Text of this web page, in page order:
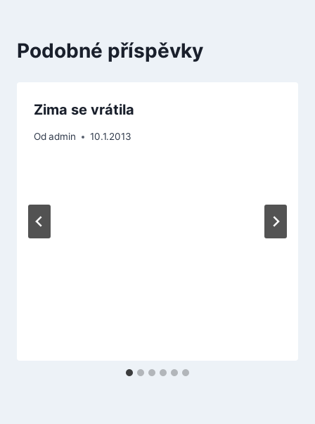
Podobné příspěvky
Zima se vrátila
Odadmin 10.1.2013